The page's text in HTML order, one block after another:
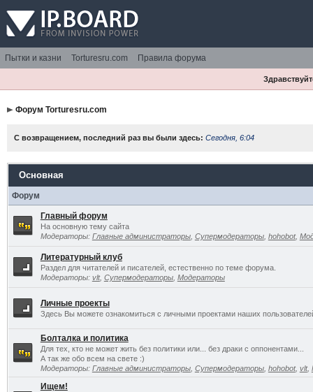
Пытки и казни Torturesru.com Правила форума
Форум Torturesru.com
С возвращением, последний раз вы были здесь: Сегодня, 6:04
Основная
Форум
Главный форум
На основную тему сайта
Модераторы: Главные администраторы, Супермодераторы, hohobot,
Литературный клуб
Раздел для читателей и писателей, естественно по теме форума.
Модераторы: vlt, Супермодераторы, Модераторы
Личные проекты
Здесь Вы можете ознакомиться с личными проектами наших
Болталка и политика
Для тех, кто не может жить без политики или... без драки с оппонентами...
А так же обо всем на свете :)
Модераторы: Главные администраторы, Супермодераторы, hohobot, vlt,
Ищем!